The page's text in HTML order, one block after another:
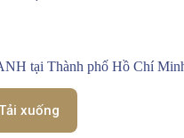
tại Thành phố Hồ Chí
xuống